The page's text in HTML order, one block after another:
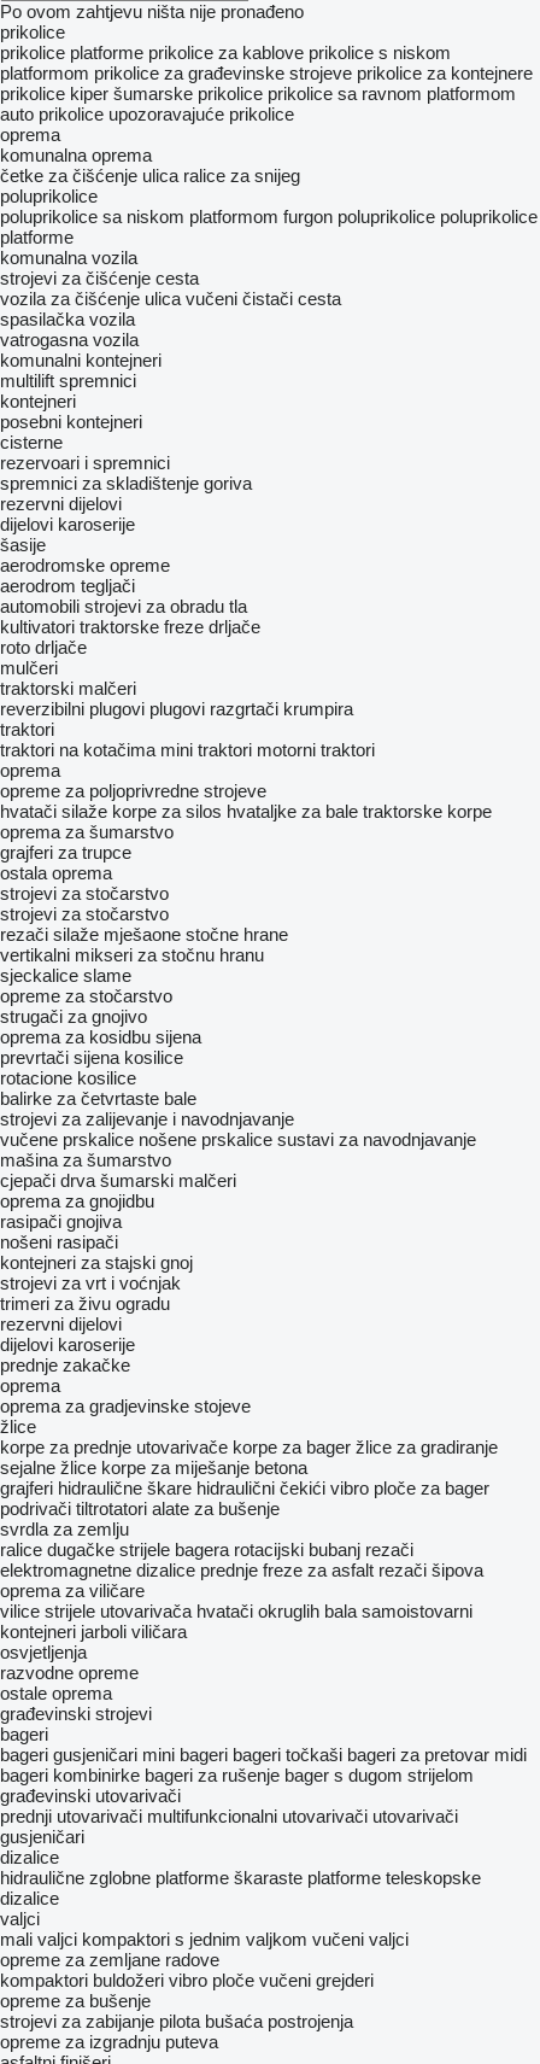
Po ovom zahtjevu ništa nije pronađeno
prikolice
prikolice platforme prikolice za kablove prikolice s niskom
platformom prikolice za građevinske strojeve prikolice za kontejnere
prikolice kiper šumarske prikolice prikolice sa ravnom platformom
auto prikolice upozoravajuće prikolice
oprema
komunalna oprema
četke za čišćenje ulica ralice za snijeg
poluprikolice
poluprikolice sa niskom platformom furgon poluprikolice poluprikolice
platforme
komunalna vozila
strojevi za čišćenje cesta
vozila za čišćenje ulica vučeni čistači cesta​
spasilačka vozila
vatrogasna vozila
komunalni kontejneri
multilift spremnici
kontejneri
posebni kontejneri
cisterne
rezervoari i spremnici
spremnici za skladištenje goriva
rezervni dijelovi
dijelovi karoserije
šasije
aerodromske opreme
aerodrom tegljači
automobili strojevi za obradu tla
kultivatori traktorske freze drljače
roto drljače
mulčeri
traktorski malčeri
reverzibilni plugovi plugovi razgrtači krumpira
traktori
traktori na kotačima mini traktori motorni traktori
oprema
opreme za poljoprivredne strojeve
hvatači silaže korpe za silos hvataljke za bale traktorske korpe
oprema za šumarstvo
grajferi za trupce
ostala oprema
strojevi za stočarstvo
strojevi za stočarstvo
rezači silaže mješaone stočne hrane
vertikalni mikseri za stočnu hranu
sjeckalice slame
opreme za stočarstvo
strugači za gnojivo
oprema za kosidbu sijena
prevrtači sijena kosilice
rotacione kosilice
balirke za četvrtaste bale
strojevi za zaliјеvanje i navodnjavanje
vučene prskalice nošene prskalice sustavi za navodnjavanje
mašina za šumarstvo
cjepači drva šumarski malčeri
oprema za gnojidbu
rasipači gnojiva
nošeni rasipači
kontejneri za stajski gnoj
strojevi za vrt i voćnjak
trimeri za živu ogradu
rezervni dijelovi
dijelovi karoserije
prednje zakačke
oprema
oprema za gradjevinske stojeve
žlice
korpe za prednje utovarivače korpe za bager žlice za gradiranje
sejalne žlice korpe za miješanje betona
grajferi hidraulične škare hidraulični čekići vibro ploče za bager
podrivači tiltrotatori alate za bušenje
svrdla za zemlju
ralice dugačke strijele bagera rotacijski bubanj rezači
elektromagnetne dizalice prednje freze za asfalt rezači šipova
oprema za viličare
vilice strijele utovarivača hvatači okruglih bala samoistovarni
kontejneri jarboli viličara
osvjetljenja
razvodne opreme
ostale oprema
građevinski strojevi
bageri
bageri gusjeničari mini bageri bageri točkaši bageri za pretovar midi
bageri kombinirke bageri za rušenje bager s dugom strijelom
građevinski utovarivači
prednji utovarivači multifunkcionalni utovarivači utovarivači
gusjeničari
dizalice
hidraulične zglobne platforme škaraste platforme teleskopske
dizalice
valjci
mali valjci kompaktori s jednim valjkom vučeni valjci
opreme za zemljane radove
kompaktori buldožeri vibro ploče vučeni grejderi
opreme za bušenje
strojevi za zabijanje pilota bušaća postrojenja
opreme za izgradnju puteva